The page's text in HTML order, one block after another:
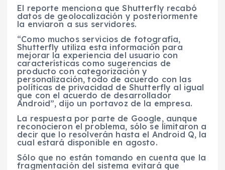
El reporte menciona que Shutterfly recabó
datos de geolocalización y posteriormente
la enviaron a sus servidores.
“Como muchos servicios de fotografía,
Shutterfly utiliza esta información para
mejorar la experiencia del usuario con
características como sugerencias de
producto con categorización y
personalización, todo de acuerdo con las
políticas de privacidad de Shutterfly al igual
que con el acuerdo de desarrollador
Android”, dijo un portavoz de la empresa.
La respuesta por parte de Google, aunque
reconocieron el problema, sólo se limitaron a
decir que lo resolverán hasta el Android Q, la
cual estará disponible en agosto.
Sólo que no están tomando en cuenta que la
fragmentación del sistema evitará que